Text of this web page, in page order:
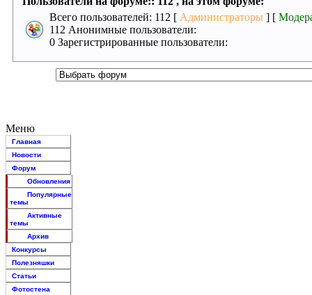
Всего пользователей: 112 [ Администраторы ] [
112 Анонимные пользователи:
0 Зарегистрированные пользователи:
Меню
Главная
Новости
Форум
Обновления
Популярные
темы
Активные
темы
Архив
Конкурсы
Полезняшки
Статьи
Фотостена